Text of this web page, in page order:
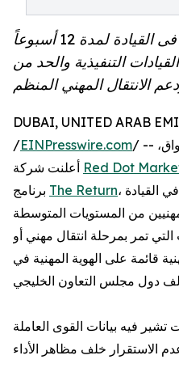
برنامج إرشادي استراتيجي فى القيادة لمدة 12 أسبوعاً
التنفيذية والحد من
الانتقال المهني المنظم
DUBAI, UNITED ARAB
/EINPresswire.com/ -- ضمن استراتيجياتها لدخول الأسواق،
Red Dot
The Return، وهو برنامج إرشادي استراتيجي في القيادة
المهنيين من المستويات المتوسطة
تمر بمرحلة انتقال مهني أو
قائمة على الهوية المهنية في
فيه بيانات القوى العاملة
الاستقرار خلف مظاهر الأداء